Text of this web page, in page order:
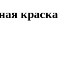
краска